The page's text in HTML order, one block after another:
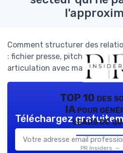
Comment structurer des
: fichier presse, pitch, mesure
articulation avec marketing
TOP 10 des
IA pour
leads de
PR Insiders —
Téléchargez